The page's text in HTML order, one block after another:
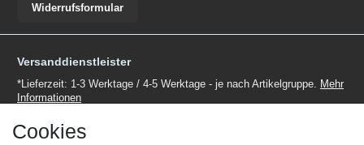
Widerrufsformular
Versanddienstleister
*Lieferzeit: 1-3 Werktage / 4-5 Werktage - je nach Artikelgruppe. Mehr
Informationen
Cookies